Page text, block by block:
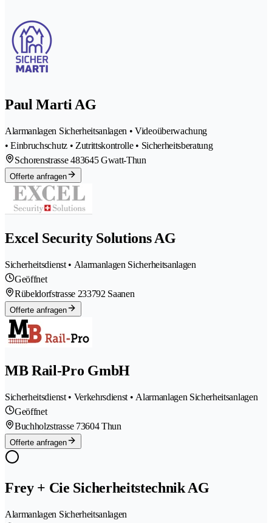
Paul Marti AG
Alarmanlagen Sicherheitsanlagen • Videoüberwachung
• Einbruchschutz • Zutrittskontrolle • Sicherheitsberatung
Schorenstrasse 483645 Gwatt-Thun
Offerte anfragen
Excel Security Solutions AG
Sicherheitsdienst • Alarmanlagen Sicherheitsanlagen
Geöffnet
Rübeldorfstrasse 233792 Saanen
Offerte anfragen
MB Rail-Pro GmbH
Sicherheitsdienst • Verkehrsdienst • Alarmanlagen Sicherheitsanlagen
Geöffnet
Buchholzstrasse 73604 Thun
Offerte anfragen
Frey + Cie Sicherheitstechnik AG
Alarmanlagen Sicherheitsanlagen